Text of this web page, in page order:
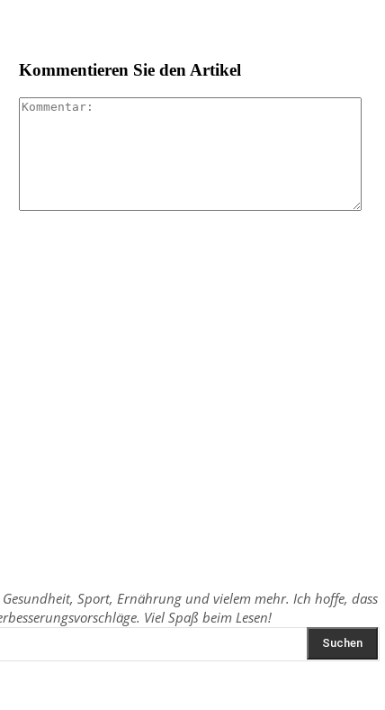
Kommentieren Sie den Artikel
Sport, Ernährung und vielem mehr. Ich hoffe, dass
Viel Spaß beim Lesen!
Suchen